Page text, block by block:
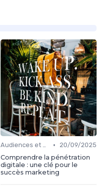
Audiences et engagement •
20/09/2025
Comprendre la pénétration
digitale : une clé pour le
succès marketing